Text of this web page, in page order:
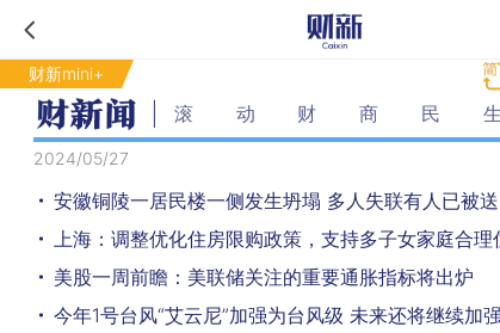
财新mini+
滚动财商民
2024/05/27
安徽铜陵一居民楼一侧发生坍塌 多人失联有人已被
上海：调整优化住房限购政策，支持多子女家庭合理
美股一周前瞻：美联储关注的重要通胀指标将出炉
今年1号台风“艾云尼”加强为台风级 未来还将继续加强